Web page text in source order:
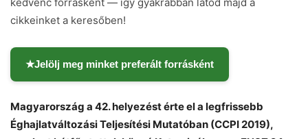
cikkeinket a keresőben!
★Jelölj meg minket preferált forrásként
Magyarország a 42. helyezést érte el a legfrissebb
Éghajlatváltozási Teljesítési Mutatóban (CCPI 2019),